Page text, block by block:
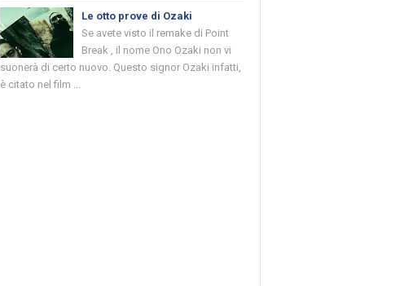
Le otto prove di Ozaki
Se avete visto il remake di Point
Break , il nome Ono Ozaki non vi
suonerà di certo nuovo. Questo signor Ozaki infatti,
è citato nel film ...